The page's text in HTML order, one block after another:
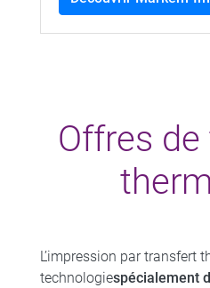
Offres
L’impression par transfert
technologiespécialement